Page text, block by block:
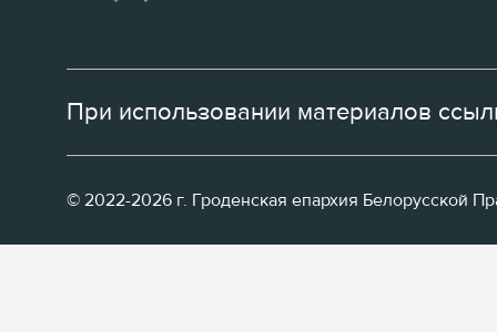
При использовании материалов
© 2022-2026 г. Гроденская епархия Белорусской